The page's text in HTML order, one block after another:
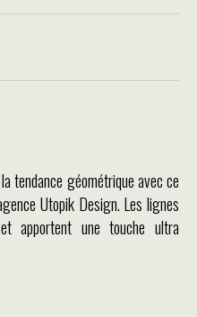
tendance géométrique avec ce
Utopik Design. Les lignes
apportent une touche ultra